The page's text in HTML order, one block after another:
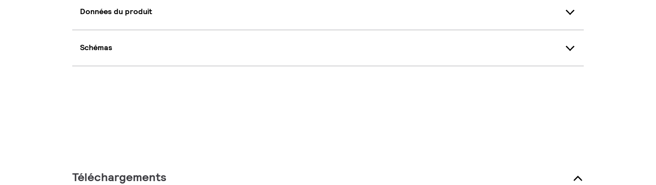
Données du produit
Schémas
Téléchargements